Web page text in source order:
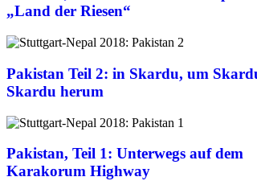
„Land der Riesen“
Pakistan Teil 2: in Skardu, um
Skardu herum
Pakistan, Teil 1: Unterwegs auf dem
Karakorum Highway